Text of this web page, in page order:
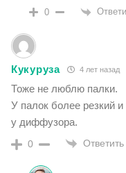
0
Кукуруза 4 лет назад
Тоже не люблю палки.
У палок более резкий
у диффузора.
0 Ответить